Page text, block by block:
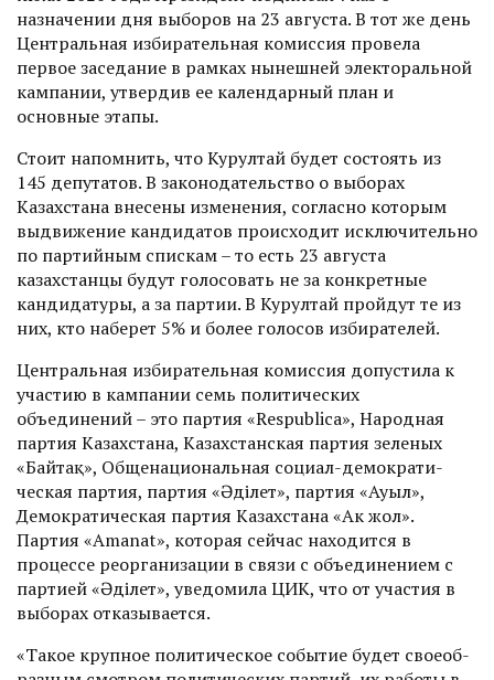
назначении дня выборов на 23 августа. В тот же день
Центральная избирательная комиссия провела
первое заседание в рамках нынешней электоральной
кампании, ­утвердив ее календарный план и
основные этапы.
Стоит напомнить, что Курултай будет состоять из
145 депутатов. В законодательство о выборах
Казахстана внесены изменения, согласно которым
выдвижение кандидатов происходит исключительно
по партийным спискам – то есть 23 авгус­та
казахстанцы будут голосовать не за конкретные
кандидатуры, а за партии. В Курултай пройдут те из
них, кто наберет 5% и более голосов избирателей.
Центральная избирательная комиссия допустила к
участию в кампании семь ­политических
объединений – это партия «Respublica», Народная
партия Казахстана, ­Казахстанская партия зеленых
«Байтақ», Общенациональная социал-демократи­
ческая партия, партия «Әділет», партия «Ауыл»,
Демократическая партия ­Казахстана «Ак жол».
Партия «Amanat», которая сейчас находится в
процессе реорганизации в связи с объединением с
партией «Әділет», уведомила ЦИК, что от учас­тия в
выборах отказывается.
«Такое крупное полити­ческое событие будет своеоб­